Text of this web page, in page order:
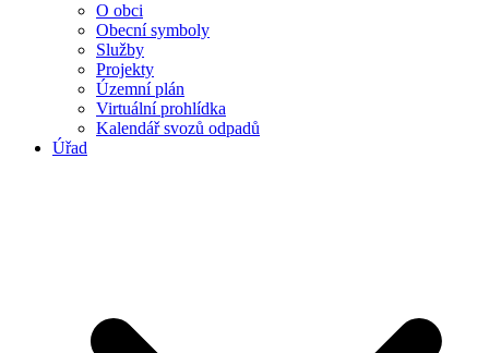
O obci
Obecní symboly
Služby
Projekty
Územní plán
Virtuální prohlídka
Kalendář svozů odpadů
Úřad